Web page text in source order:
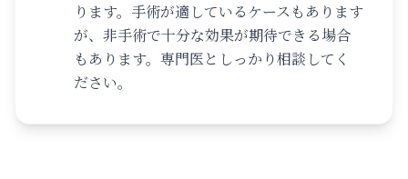
ります。手術が適しているケースもあります
が、非手術で十分な効果が期待できる場合
もあります。専門医としっかり相談してく
ださい。